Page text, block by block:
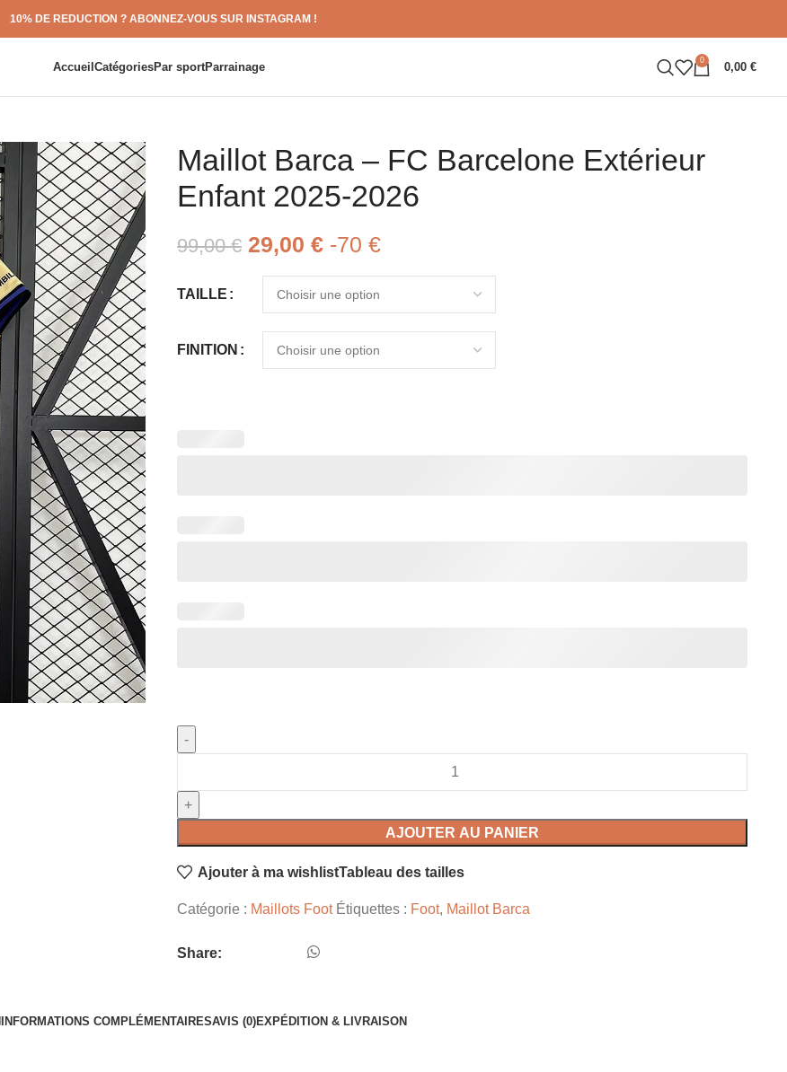
10% DE REDUCTION ? ABONNEZ-VOUS SUR INSTAGRAM !
AccueilCatégoriesPar sportParrainage 0
0,00 €
Maillot Barca – FC Barcelone Extérieur
Enfant 2025-2026
99,00€ 29,00 € -70 €
TAILLE
FINITION
AJOUTER AU PANIER
Ajouter à ma wishlistTableau des tailles
Catégorie : Maillots Foot Étiquettes : Foot, Maillot Barca
Share:
INFORMATIONS COMPLÉMENTAIRESAVIS (0)EXPÉDITION & LIVRAISON